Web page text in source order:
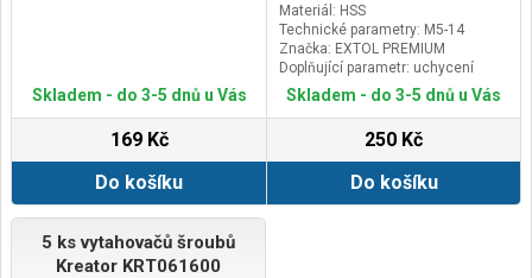
Skladem - do 3-5 dnů u Vás
169 Kč
Do košíku
Materiál: HSS
Technické parametry: M5-14
Značka: EXTOL PREMIUM
Doplňující parametr: uchycení
šestihran,pro šrouby M5-6, M6-8,
M8-10, M10-14
Skladem - do 3-5 dnů u Vás
250 Kč
Do košíku
5 ks vytahovačů šroubů
Kreator KRT061600